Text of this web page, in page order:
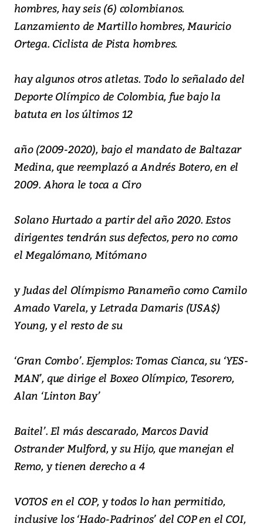
hombres, hay seis (6) colombianos.
Lanzamiento de Martillo hombres, Mauricio
Ortega. Ciclista de Pista hombres.
hay algunos otros atletas. Todo lo señalado del
Deporte Olímpico de Colombia, fue bajo la
batuta en los últimos 12
año (2009-2020), bajo el mandato de Baltazar
Medina, que reemplazó a Andrés Botero, en el
2009. Ahora le toca a Ciro
Solano Hurtado a partir del año 2020. Estos
dirigentes tendrán sus defectos, pero no como
el Megalómano, Mitómano
y Judas del Olímpismo Panameño como Camilo
Amado Varela, y Letrada Damaris (USA$)
Young, y el resto de su
‘Gran Combo’. Ejemplos: Tomas Cianca, su ‘YES-
MAN’, que dirige el Boxeo Olímpico, Tesorero,
Alan ‘Linton Bay’
Baitel’. El más descarado, Marcos David
Ostrander Mulford, y su Hijo, que manejan el
Remo, y tienen derecho a 4
VOTOS en el COP, y todos lo han permitido,
inclusive los ‘Hado-Padrinos’ del COP en el COI,